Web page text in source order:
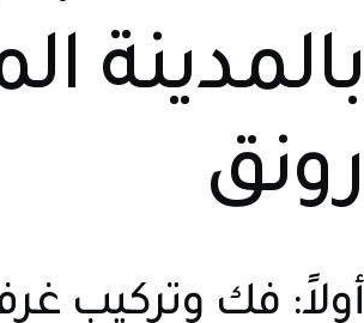
بالمدينة
رونق
أولاً: فك وتركيب